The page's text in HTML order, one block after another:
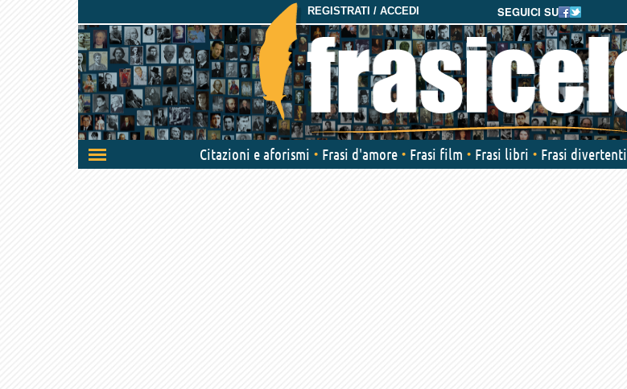
SEGUICI SU
REGISTRATI / ACCEDI
Attiva/disattiva
navigazione
Citazioni e aforismi Frasi d'amore Frasi film Frasi libri Frasi divertenti